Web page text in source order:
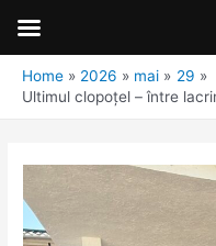
Home 2026 mai
29
Ultimul clopoțel – între